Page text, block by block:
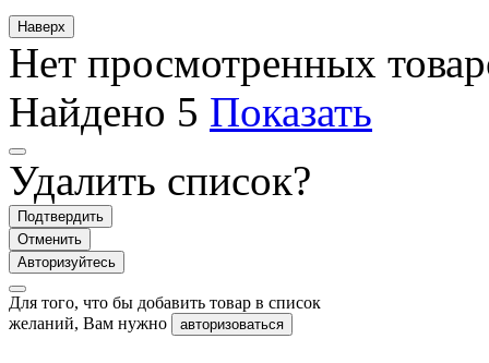
Наверх
Нет просмотренных
Найдено 5 Показать
Удалить список?
Подтвердить
Отменить
Авторизуйтесь
Для того, что бы добавить товар в список
желаний, Вам нужно
авторизоваться